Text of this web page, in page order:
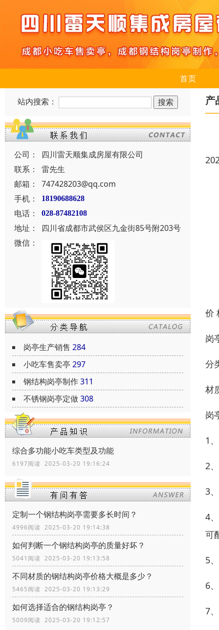
首页
站内搜索：
公司：
四川雷天顺集成房屋有限公司
联系：
雷先生
邮箱：
747428203@qq.com
手机：
18190688628
电话： 028-87482108
地址：
四川省成都市武侯区九金街85号附203号
微信：
岗亭生产销售 284
小吃车售卖亭 297
钢结构岗亭制作311
不锈钢岗亭定做308
综合多功能小吃车类型及功能
6197阅读 2025-03-20 19:16:24
定制一个钢结构岗亭需要多长时间？
4996阅读 2025-03-20 19:14:38
如何判断一个钢结构岗亭的质量好坏？
5041阅读 2025-03-20 19:13:58
不同材质的钢结构岗亭价格大概是多少？
5465阅读 2025-03-20 19:13:29
如何选择适合的钢结构岗亭？
5009阅读 2025-03-20 19:12:57
产
价
岗
分
材
岗
1
2
3
4
可
5
6
7